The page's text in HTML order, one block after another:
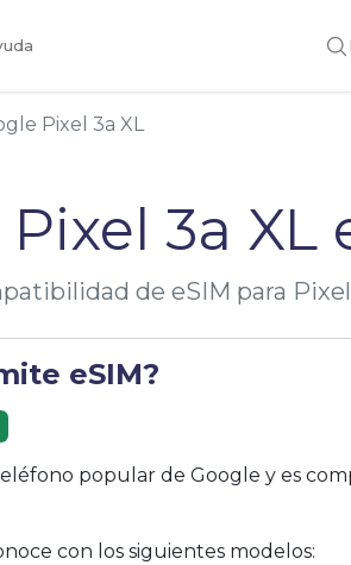
Pixel 3a XL
3a XL
de eSIM para Pixel
eSIM?
popular de Google y es
con los siguientes modelos: